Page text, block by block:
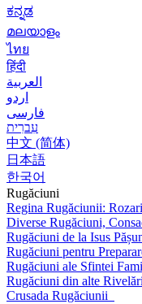
ಕನ್ನಡ
മലയാളം
ไทย
हिंदी
العربية
اردو
فارسی
עִברִית
中文 (简体)
日本語
한국어
Rugăciuni
Regina Rugăciunii:
Diverse Rugăciuni,
Rugăciuni de la Isus
Rugăciuni pentru
Rugăciuni ale Sfintei
Rugăciuni din alte Rivelări
Crusada Rugăciunii